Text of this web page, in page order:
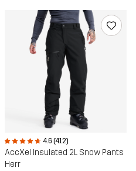
4.6 (412)
AccXel Insulated 2L Snow Pants
Herr